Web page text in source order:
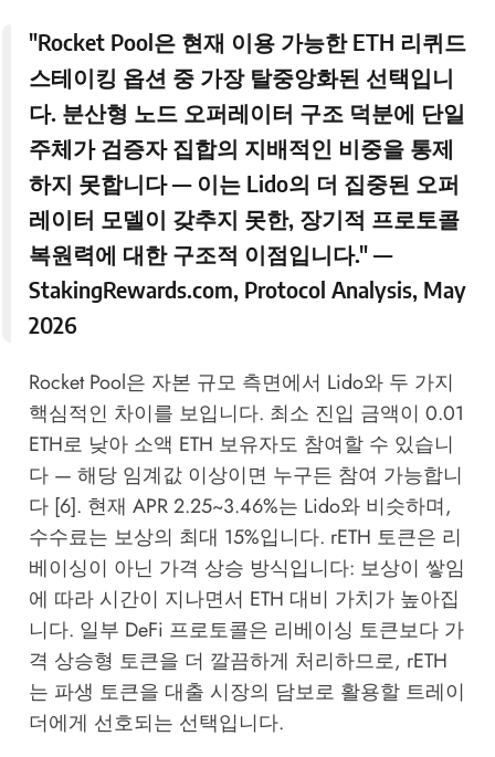
"Rocket Pool은 현재 이용 가능한 ETH 리퀴드
스테이킹 옵션 중 가장 탈중앙화된 선택입니
다. 분산형 노드 오퍼레이터 구조 덕분에 단일
주체가 검증자 집합의 지배적인 비중을 통제
하지 못합니다 — 이는 Lido의 더 집중된 오퍼
레이터 모델이 갖추지 못한, 장기적 프로토콜
복원력에 대한 구조적 이점입니다." —
StakingRewards.com, Protocol Analysis, May
2026
Rocket Pool은 자본 규모 측면에서 Lido와 두 가지
핵심적인 차이를 보입니다. 최소 진입 금액이 0.01
ETH로 낮아 소액 ETH 보유자도 참여할 수 있습니
다 — 해당 임계값 이상이면 누구든 참여 가능합니
다 [6]. 현재 APR 2.25~3.46%는 Lido와 비슷하며,
수수료는 보상의 최대 15%입니다. rETH 토큰은 리
베이싱이 아닌 가격 상승 방식입니다: 보상이 쌓임
에 따라 시간이 지나면서 ETH 대비 가치가 높아집
니다. 일부 DeFi 프로토콜은 리베이싱 토큰보다 가
격 상승형 토큰을 더 깔끔하게 처리하므로, rETH
는 파생 토큰을 대출 시장의 담보로 활용할 트레이
더에게 선호되는 선택입니다.